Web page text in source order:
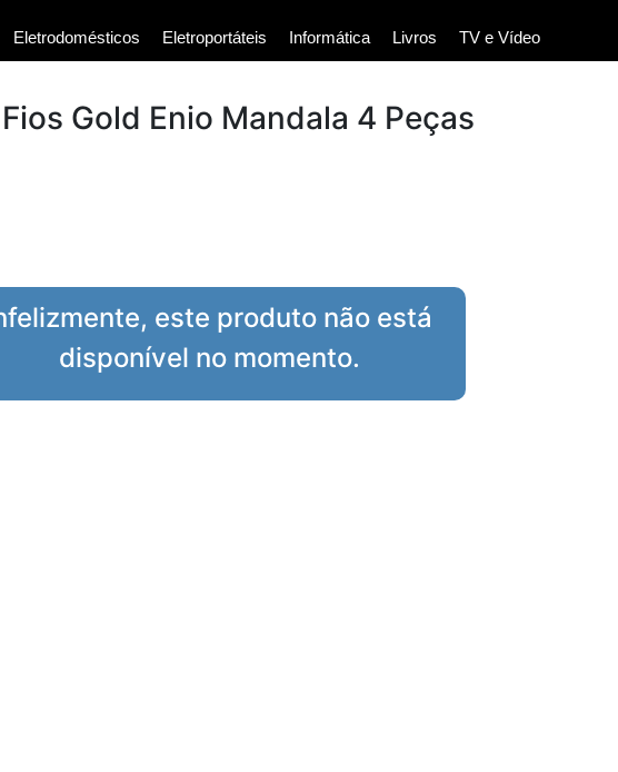
Eletrodomésticos Eletroportáteis Informática Livros TV e Vídeo
Gold Enio Mandala 4 Peças
este produto não está
disponível no momento.